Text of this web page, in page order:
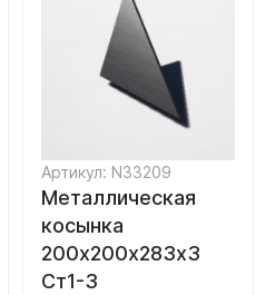
Артикул: N33209
Металлическая
косынка
200х200х283х3
Ст1-3